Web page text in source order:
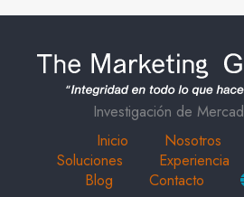
Investigación de
Inicio
Nosotros
Soluciones
Experiencia
Blog
Contacto